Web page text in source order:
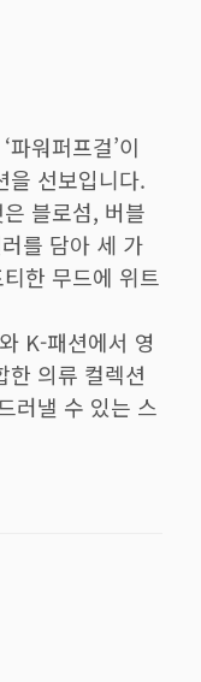
워퍼프걸’이
을 선보입니다.
블로섬, 버블
를 담아 세 가
한 무드에 위트
K-패션에서 영
한 의류 컬렉션
러낼 수 있는 스